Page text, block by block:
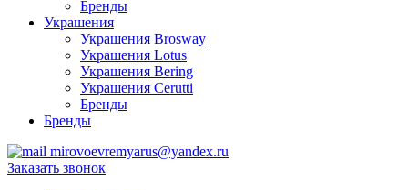
Бренды
Украшения
Украшения Brosway
Украшения Lotus
Украшения Bering
Украшения Cerutti
Бренды
Бренды
mirovoevremyarus@yandex.ru
Заказать звонок